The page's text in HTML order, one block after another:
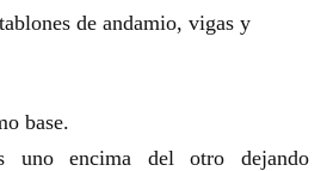
de andamio, vigas y
base.
uno encima del otro dejando